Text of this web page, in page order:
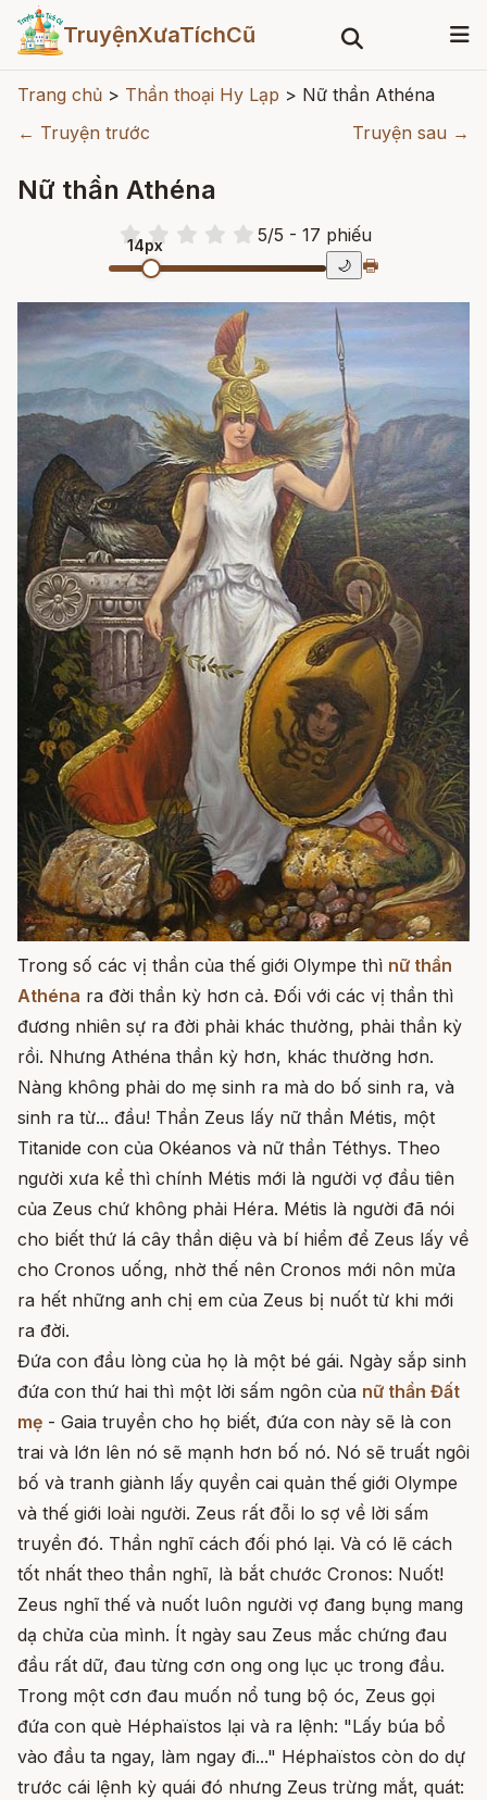
TruyệnXưaTíchCũ
Trang chủ > Thần thoại Hy Lạp > Nữ thần Athéna
← Truyện trước
Truyện sau →
Nữ thần Athéna
5/5 - 17 phiếu
14px
🌙 🖶
Trong số các vị thần của thế giới Olympe thì nữ thần
Athéna ra đời thần kỳ hơn cả. Đối với các vị thần thì
đương nhiên sự ra đời phải khác thường, phải thần kỳ
rồi. Nhưng Athéna thần kỳ hơn, khác thường hơn.
Nàng không phải do mẹ sinh ra mà do bố sinh ra, và
sinh ra từ... đầu! Thần Zeus lấy nữ thần Métis, một
Titanide con của Okéanos và nữ thần Téthys. Theo
người xưa kể thì chính Métis mới là người vợ đầu tiên
của Zeus chứ không phải Héra. Métis là người đã nói
cho biết thứ lá cây thần diệu và bí hiểm để Zeus lấy về
cho Cronos uống, nhờ thế nên Cronos mới nôn mửa
ra hết những anh chị em của Zeus bị nuốt từ khi mới
ra đời.
Đứa con đầu lòng của họ là một bé gái. Ngày sắp sinh
đứa con thứ hai thì một lời sấm ngôn của nữ thần Đất
mẹ - Gaia truyền cho họ biết, đứa con này sẽ là con
trai và lớn lên nó sẽ mạnh hơn bố nó. Nó sẽ truất ngôi
bố và tranh giành lấy quyền cai quản thế giới Olympe
và thế giới loài người. Zeus rất đỗi lo sợ về lời sấm
truyền đó. Thần nghĩ cách đối phó lại. Và có lẽ cách
tốt nhất theo thần nghĩ, là bắt chước Cronos: Nuốt!
Zeus nghĩ thế và nuốt luôn người vợ đang bụng mang
dạ chửa của mình. Ít ngày sau Zeus mắc chứng đau
đầu rất dữ, đau từng cơn ong ong lục ục trong đầu.
Trong một cơn đau muốn nổ tung bộ óc, Zeus gọi
đứa con què Héphaïstos lại và ra lệnh: "Lấy búa bổ
vào đầu ta ngay, làm ngay đi..." Héphaïstos còn do dự
trước cái lệnh kỳ quái đó nhưng Zeus trừng mắt, quát: